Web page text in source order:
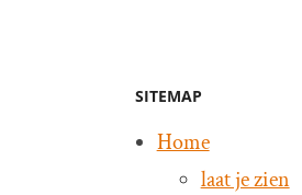
SITEMAP
Home
laat je zien